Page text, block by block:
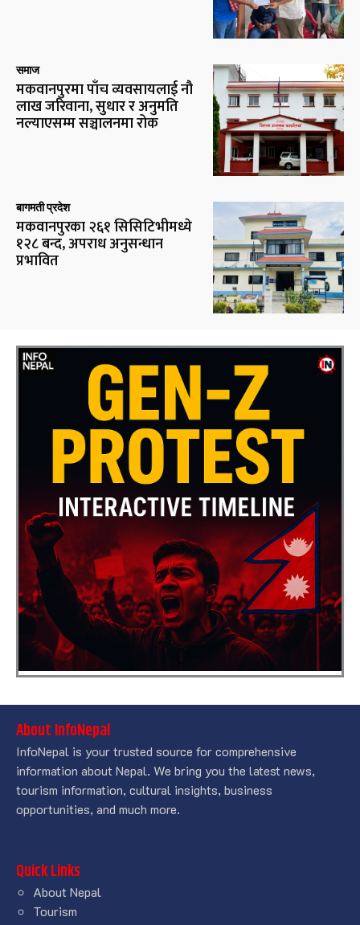
समाज
मकवानपुरमा पाँच व्यवसायलाई नौ
लाख जरिवाना, सुधार र अनुमति
नल्याएसम्म सञ्चालनमा रोक
बागमती प्रदेश
मकवानपुरका २६१ सिसिटिभीमध्ये
१२८ बन्द, अपराध अनुसन्धान
प्रभावित
About InfoNepal
InfoNepal is your trusted source for comprehensive
information about Nepal. We bring you the latest news,
tourism information, cultural insights, business
opportunities, and much more.
Quick Links
About Nepal
Tourism